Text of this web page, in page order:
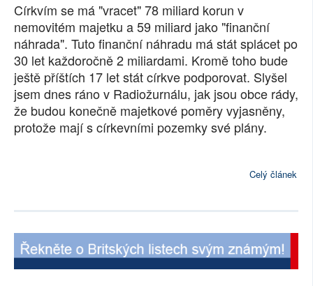
Církvím se má "vracet" 78 miliard korun v
nemovitém majetku a 59 miliard jako "finanční
náhrada". Tuto finanční náhradu má stát splácet po
30 let každoročně 2 miliardami. Kromě toho bude
ještě příštích 17 let stát církve podporovat. Slyšel
jsem dnes ráno v Radiožurnálu, jak jsou obce rády,
že budou konečně majetkové poměry vyjasněny,
protože mají s církevními pozemky své plány.
Celý článek